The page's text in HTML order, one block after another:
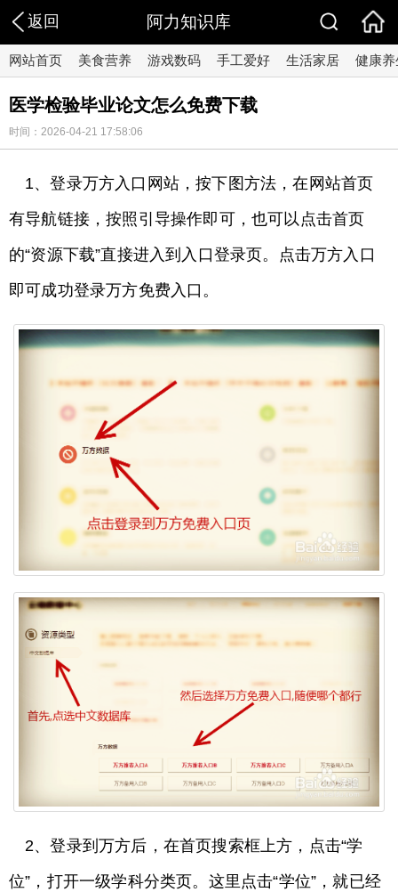
返回 阿力知识库
网站首页 美食营养 游戏数码 手工爱好 生活家居 健康养
医学检验毕业论文怎么免费下载
时间：2026-04-21 17:58:06
1、登录万方入口网站，按下图方法，在网站首页
有导航链接，按照引导操作即可，也可以点击首页
的“资源下载”直接进入到入口登录页。点击万方入口
即可成功登录万方免费入口。
2、登录到万方后，在首页搜索框上方，点击“学
位”，打开一级学科分类页。这里点击“学位”，就已经